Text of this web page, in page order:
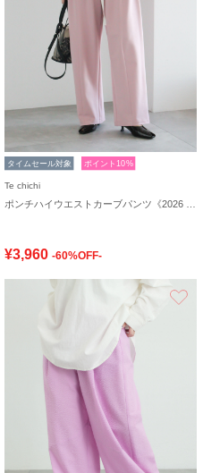
タイムセール対象 ポイント10%
Te chichi
¥3,960 -60%OFF-